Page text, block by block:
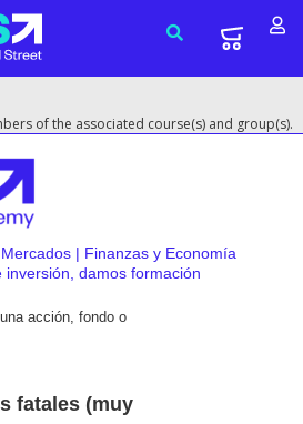
of the associated course(s) and group(s).
| Finanzas y Economía
damos formación
acción, fondo o
fatales (muy